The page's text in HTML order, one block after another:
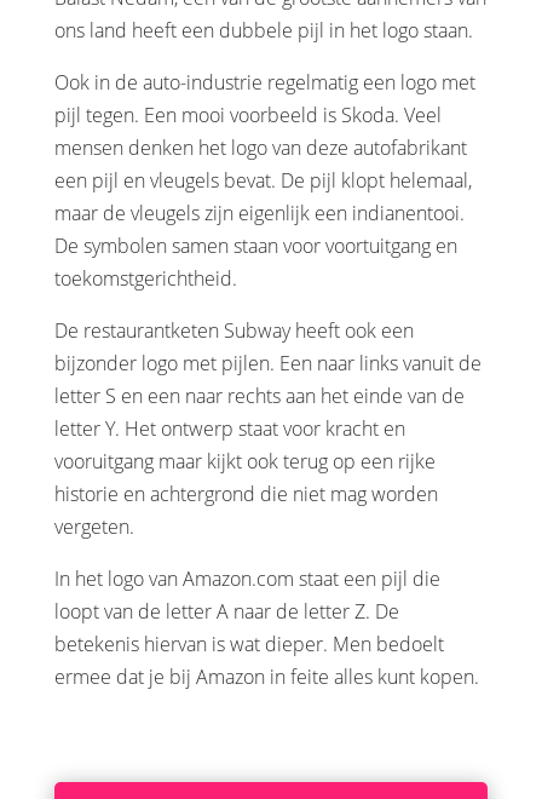
ons land heeft een dubbele pijl in het logo staan.
Ook in de auto-industrie regelmatig een logo met
pijl tegen. Een mooi voorbeeld is Skoda. Veel
mensen denken het logo van deze autofabrikant
een pijl en vleugels bevat. De pijl klopt helemaal,
maar de vleugels zijn eigenlijk een indianentooi.
De symbolen samen staan voor voortuitgang en
toekomstgerichtheid.
De restaurantketen Subway heeft ook een
bijzonder logo met pijlen. Een naar links vanuit de
letter S en een naar rechts aan het einde van de
letter Y. Het ontwerp staat voor kracht en
vooruitgang maar kijkt ook terug op een rijke
historie en achtergrond die niet mag worden
vergeten.
In het logo van Amazon.com staat een pijl die
loopt van de letter A naar de letter Z. De
betekenis hiervan is wat dieper. Men bedoelt
ermee dat je bij Amazon in feite alles kunt kopen.